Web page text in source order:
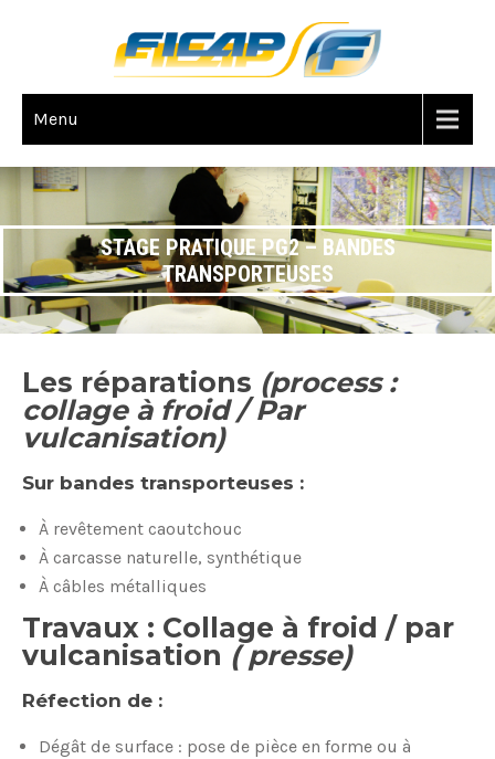
Menu
STAGE PRATIQUE PG2 – BANDES
TRANSPORTEUSES
Les réparations (process :
collage à froid / Par
vulcanisation)
Sur bandes transporteuses :
À revêtement caoutchouc
À carcasse naturelle, synthétique
À câbles métalliques
Travaux : Collage à froid / par
vulcanisation ( presse)
Réfection de :
Dégât de surface : pose de pièce en forme ou à